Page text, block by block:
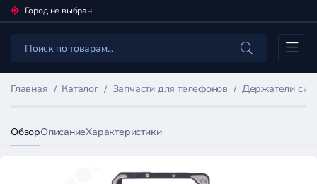
Город не выбран
Каталог
Главная Каталог Запчасти для телефонов Держатели
ОбзорОписаниеХарактеристики